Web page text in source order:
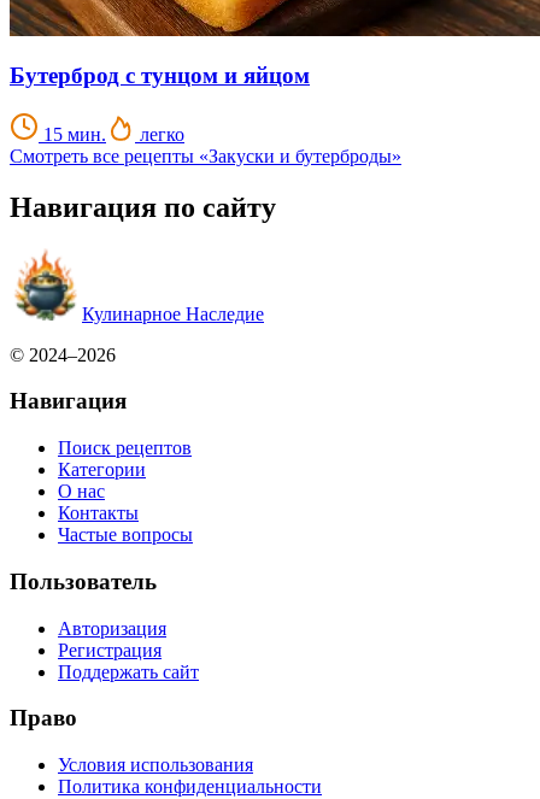
Бутерброд с тунцом и яйцом
15 мин.
легко
Смотреть все рецепты «Закуски и бутерброды»
Навигация по сайту
Кулинарное Наследие
© 2024–2026
Навигация
Поиск рецептов
Категории
О нас
Контакты
Частые вопросы
Пользователь
Авторизация
Регистрация
Поддержать сайт
Право
Условия использования
Политика конфиденциальности